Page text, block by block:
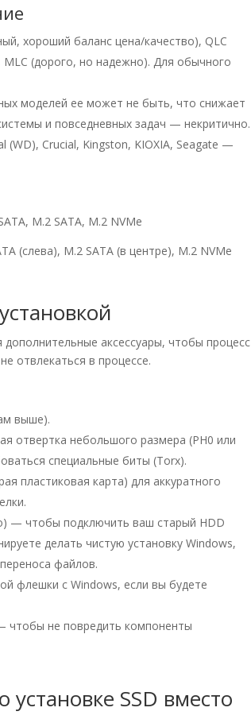
хороший баланс цена/качество), QLC
(дорого, но надежно). Для обычного
моделей ее может не быть, что снижает
и повседневных задач — некритично.
(WD), Crucial, Kingston, KIOXIA, Seagate —
(слева), M.2 SATA (в центре), M.2 NVMe
аксессуары, чтобы процесс
отвлекаться в процессе.
выше).
отвертка небольшого размера (PH0 или
специальные биты (Torx).
пластиковая карта) для аккуратного
— чтобы подключить ваш старый HDD
делать чистую установку Windows,
файлов.
флешки с Windows, если вы будете
чтобы не повредить компоненты
SSD вместо